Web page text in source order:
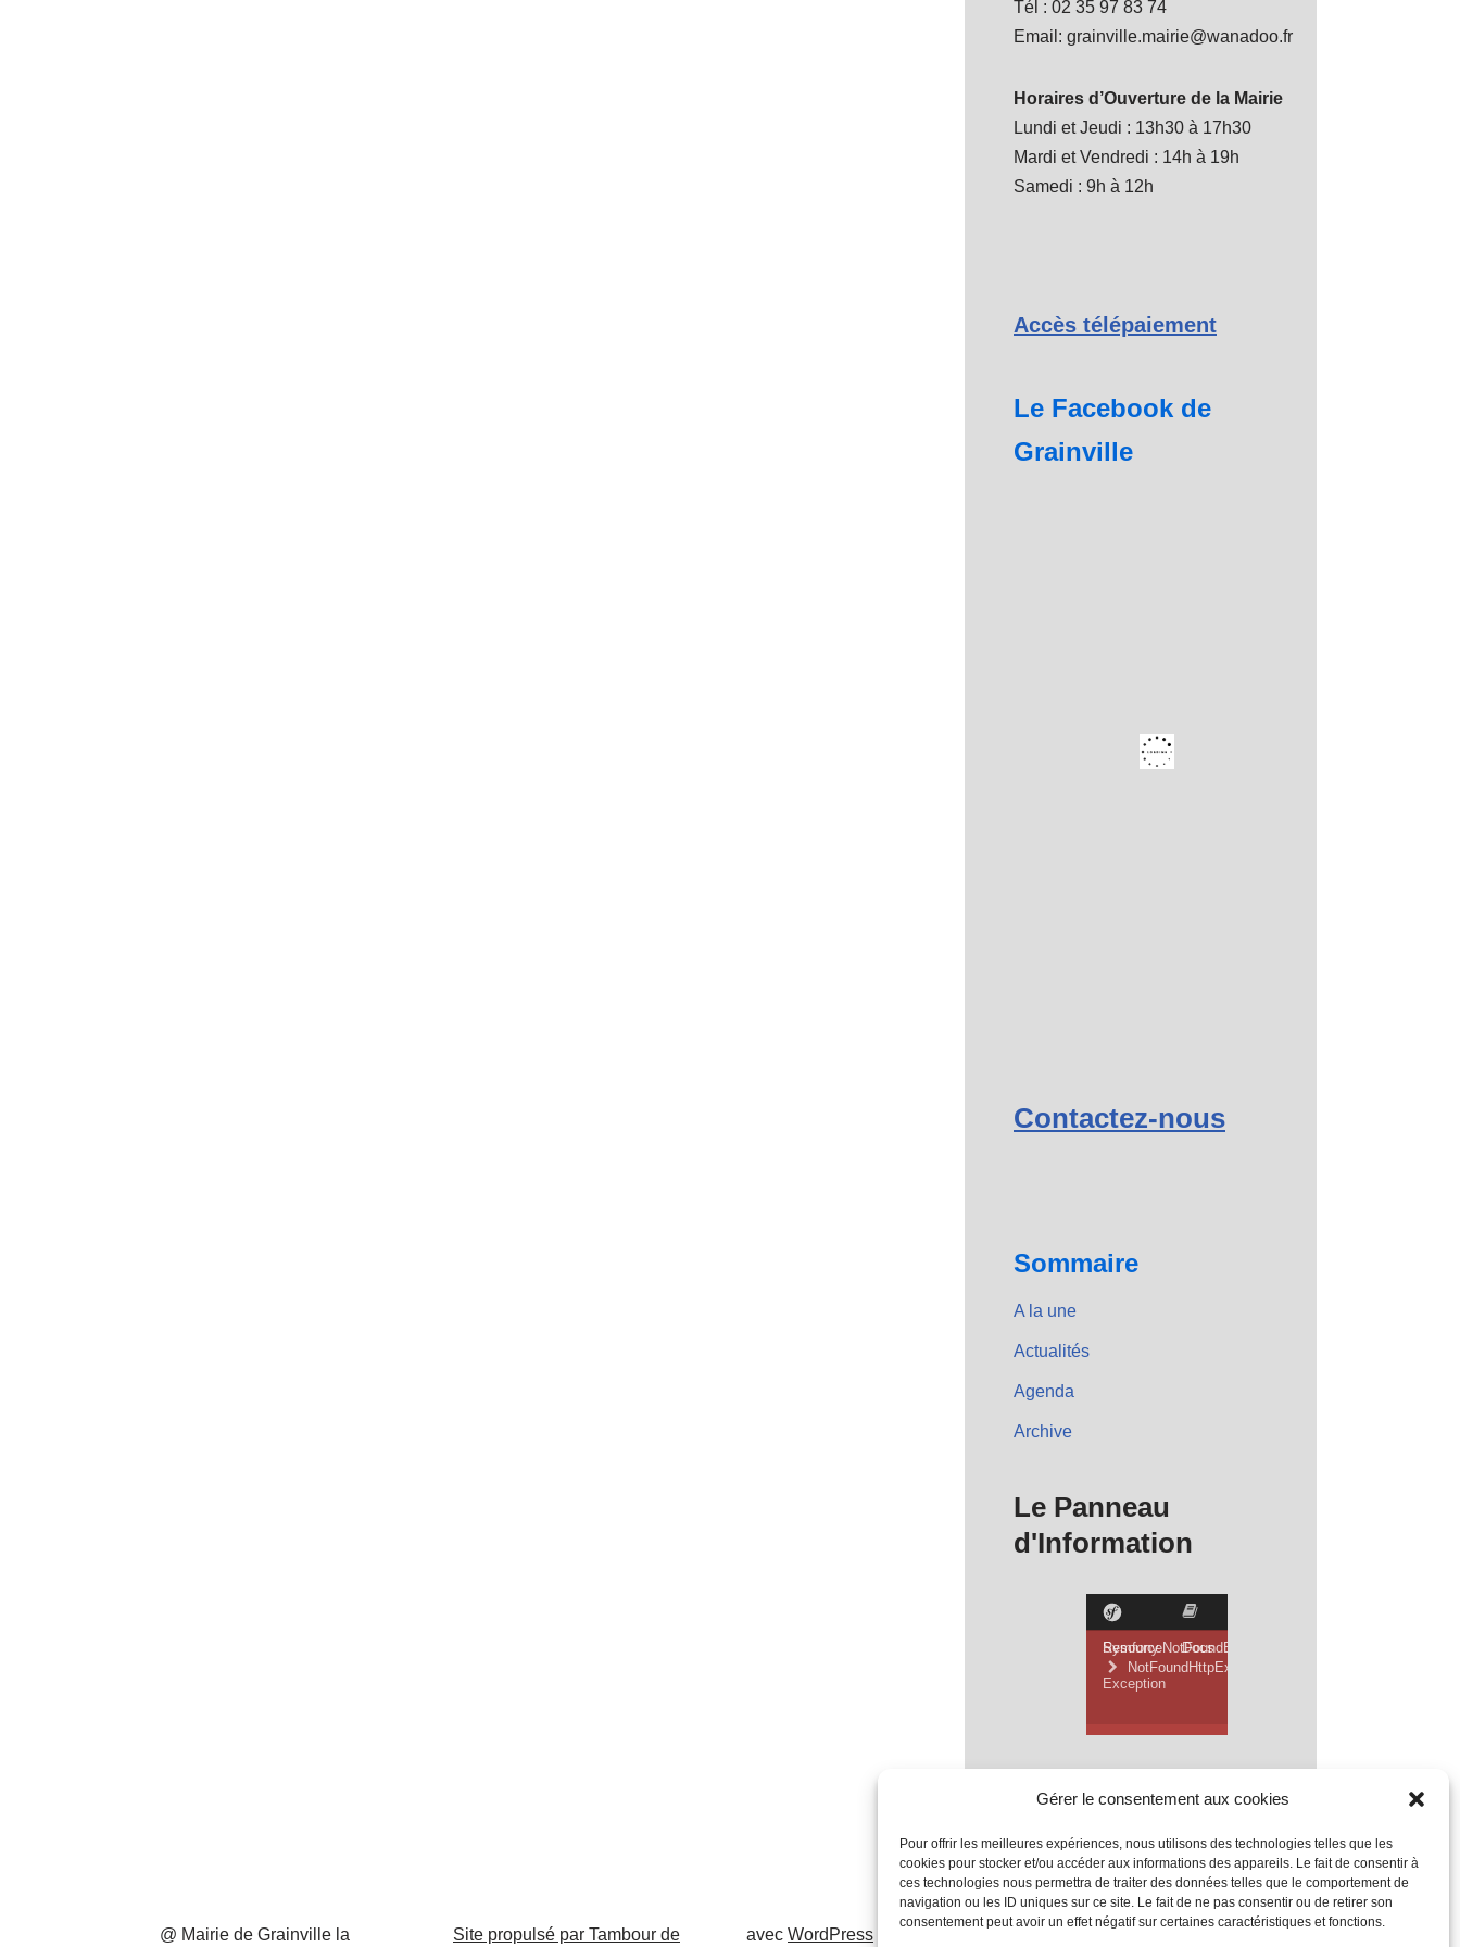
Gérer le consentement aux cookies
Pour offrir les meilleures expériences, nous utilisons des technologies telles que les
cookies pour stocker et/ou accéder aux informations des appareils. Le fait de consentir à
ces technologies nous permettra de traiter des données telles que le comportement de
navigation ou les ID uniques sur ce site. Le fait de ne pas consentir ou de retirer son
consentement peut avoir un effet négatif sur certaines caractéristiques et fonctions.
Tél : 02 35 97 83 74
Email: grainville.mairie@wanadoo.fr
Horaires d’Ouverture de la Mairie
Lundi et Jeudi : 13h30 à 17h30
Mardi et Vendredi : 14h à 19h
Samedi : 9h à 12h
Accès télépaiement
Le Facebook de
Grainville
Contactez-nous
Sommaire
A la une
Actualités
Agenda
Archive
Le Panneau
d'Information
@ Mairie de Grainville la Site propulsé par Tambour de avec WordPress Mentions Légales